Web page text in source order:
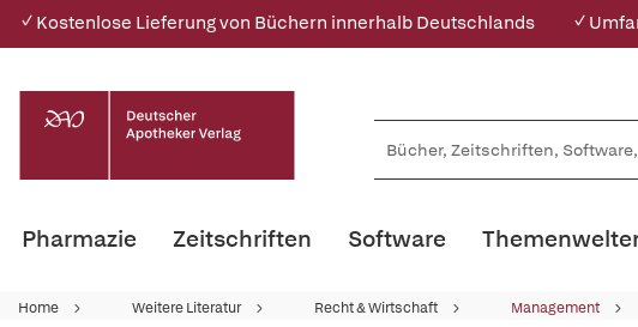
✓ Kostenlose Lieferung von Büchern innerhalb Deutschlands ✓
Pharmazie Zeitschriften Software
Home Weitere Literatur Recht & Wirtschaft Management